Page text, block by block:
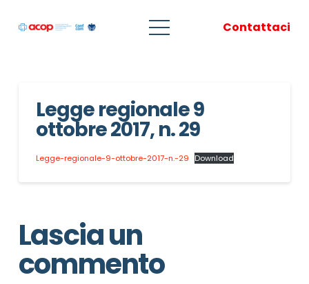
Contattaci
Legge regionale 9
ottobre 2017, n. 29
Legge-regionale-9-ottobre-2017-n.-29 Download
Lascia un
commento